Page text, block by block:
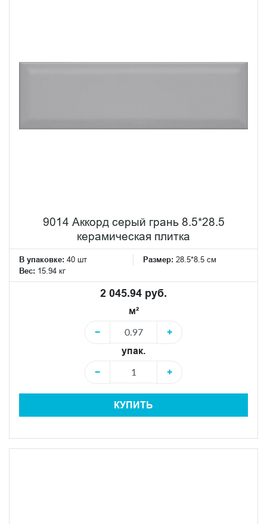
9014 Аккорд серый грань 8.5*28.5
керамическая плитка
В упаковке: 40 шт Размер: 28.5*8.5 см
Вес: 15.94 кг
2 045.94 руб.
м²
−
+
упак.
−
+
КУПИТЬ